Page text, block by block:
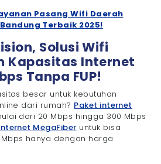
Pasang Wifi Daerah
Terbaik 2025!
Solusi Wifi
Kapasitas Internet
Tanpa FUP!
besar untuk kebutuhan
dari rumah? Paket internet
dari 20 Mbps hingga 300 Mbps
MegaFiber untuk bisa
hanya dengan harga